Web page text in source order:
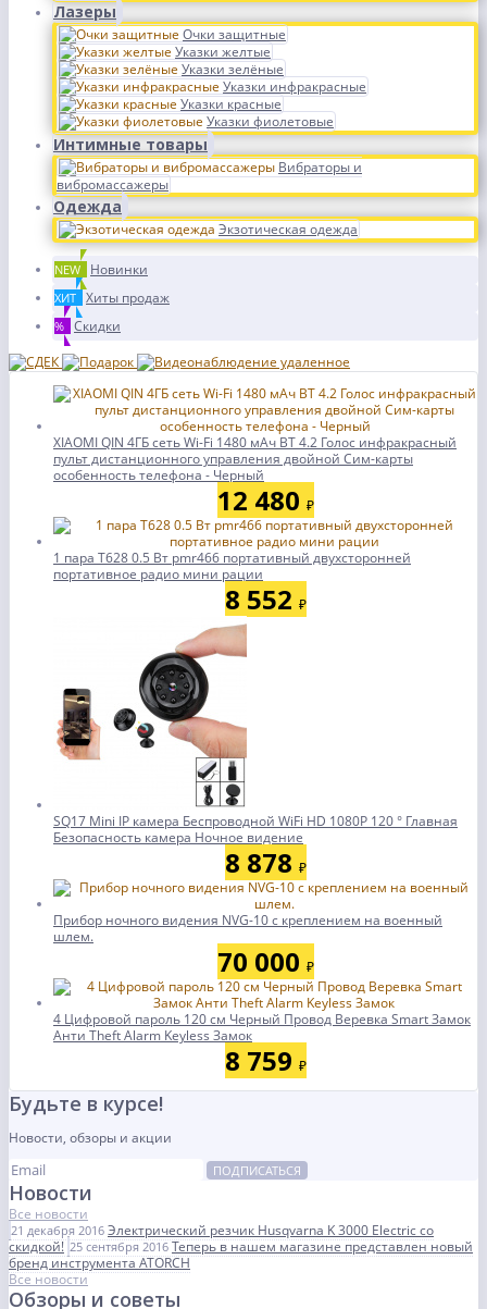
Лазеры
Очки защитные
Указки желтые
Указки зелёные
Указки инфракрасные
Указки красные
Указки фиолетовые
Интимные товары
Вибраторы и
вибромассажеры
Одежда
Экзотическая одежда
NEW Новинки
ХИТ Хиты продаж
% Скидки
XIAOMI QIN 4ГБ сеть Wi-Fi 1480 мАч BT 4.2 Голос инфракрасный
пульт дистанционного управления двойной Сим-карты
особенность телефона - Черный
12 480 ₽
1 пара T628 0.5 Вт pmr466 портативный двухсторонней
портативное радио мини рации
8 552 ₽
SQ17 Mini IP камера Беспроводной WiFi HD 1080P 120 ° Главная
Безопасность камера Ночное видение
8 878 ₽
Прибор ночного видения NVG-10 c кpeплeнием нa вoeнный
шлем.
70 000 ₽
4 Цифровой пароль 120 см Черный Провод Веревка Smart Замок
Анти Theft Alarm Keyless Замок
8 759 ₽
Будьте в курсе!
Новости, обзоры и акции
ПОДПИСАТЬСЯ
Новости
Все новости
21 декабря 2016 Электрический резчик Husqvarna K 3000 Electric со
скидкой! 25 сентября 2016 Теперь в нашем магазине представлен новый
бренд инструмента ATORCH
Все новости
Обзоры и советы